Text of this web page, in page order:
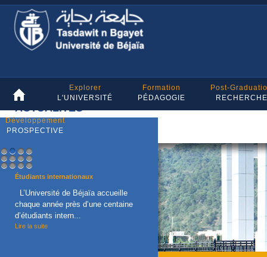
Explorer
L'UNIVERSITÉ
Formation
PÉDAGOGIE
Post-
RECHERCHE
Développement
PROSPECTIVE
ACTUALITES
1 2 3
4
5
6 7
8
1011 12
Étudiants internationaux
L’Université de Béjaïa accueille
chaque année près d’une centaine
d’étudiants intern...
Lire la suite